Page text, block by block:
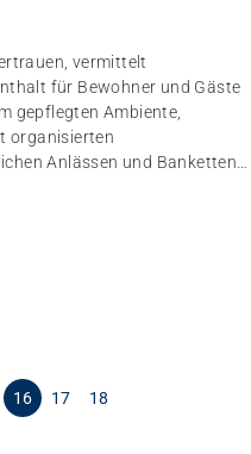
vermittelt
für Bewohner und Gäste
gepflegten Ambiente,
organisierten
Anlässen und Banketten
16 17 18